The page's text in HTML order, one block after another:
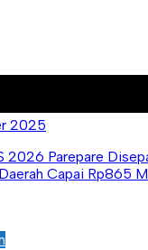
2025